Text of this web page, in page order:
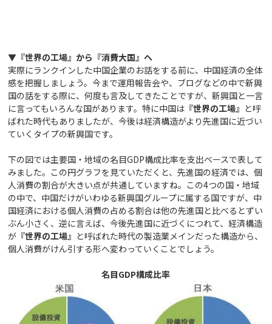
▼『世界の工場』から『消費大国』へ
実際にランクインした中国企業のお話をする前に、中国経済の全体
感を把握しましょう。今まで運用報告会や、ブログなどの中で新興
国の話をする際に、何度も言及してきたことですが、新興国と一言
に言ってもいろんな国があります。特に中国は 『世界の工場』 と呼
ばれた時代もありましたが、今後は経済構造がより先進国に近づい
ていくタイプの新興国です。
下の図では主要国・地域の名目GDP構成比率を支出ベースで表して
みました。この円グラフを見ていただくと、先進国の経済では、個
人消費の割合が大きい点が共通していますね。この4つの国・地域
の中で、中国だけがいわゆる新興国グループに属する国ですが、中
国経済における個人消費の占める割合は他の先進国と比べるとずい
ぶん小さく、逆に言えば、今後先進国に近づくにつれて、経済構造
が 『世界の工場』 と呼ばれた時代の製造業メインだった構造から、
個人消費がけん引する形へ変わっていくことでしょう。
名目GDP構成比率